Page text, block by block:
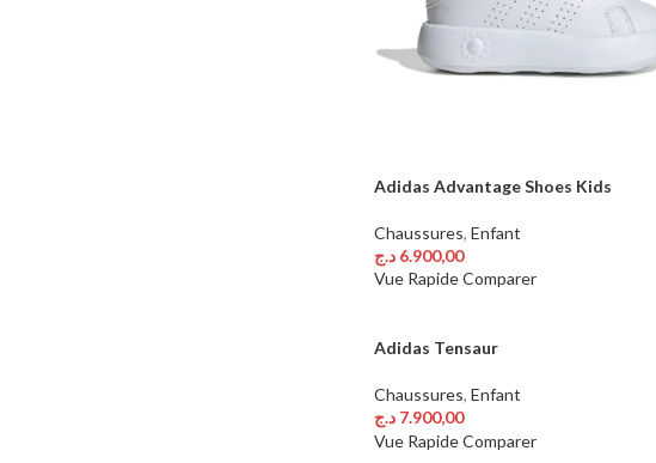
Adidas Advantage Shoes Kids
Chaussures, Enfant
6.900,00 د.ج
Choix Des Options
Vue RapideComparer
Adidas Tensaur
Chaussures, Enfant
7.900,00 د.ج
Choix Des Options
Vue RapideComparer